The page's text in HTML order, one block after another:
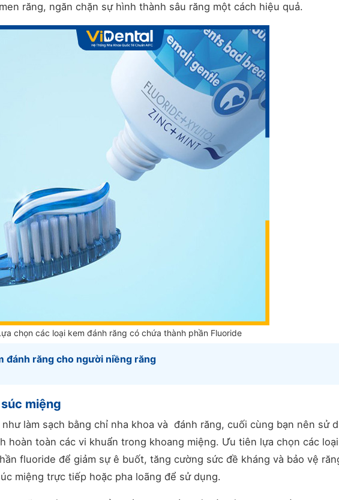
răng, ngăn chặn sự hình thành sâu răng một cách hiệu quả.
chọn các loại kem đánh răng có chứa thành phần Fluoride
đánh răng cho người niềng răng
miệng
làm sạch bằng chỉ nha khoa và đánh răng, cuối cùng bạn nên sử
hoàn toàn các vi khuẩn trong khoang miệng. Ưu tiên lựa chọn các
fluoride để giảm sự ê buốt, tăng cường sức đề kháng và bảo vệ
miệng trực tiếp hoặc pha loãng để sử dụng.